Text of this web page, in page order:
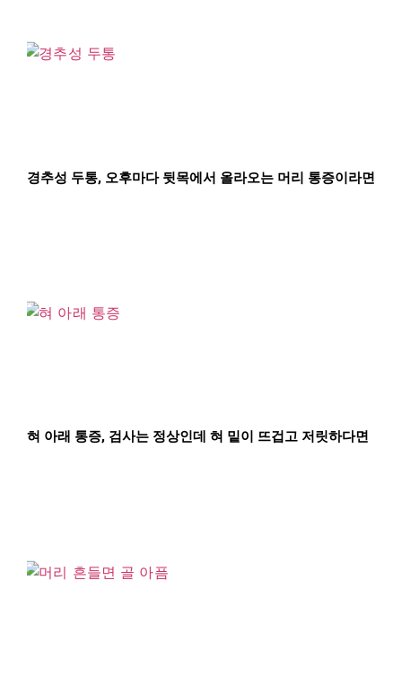
경추성 두통, 오후마다 뒷목에서 올라오는 머리 통증이라면
혀 아래 통증, 검사는 정상인데 혀 밑이 뜨겁고 저릿하다면